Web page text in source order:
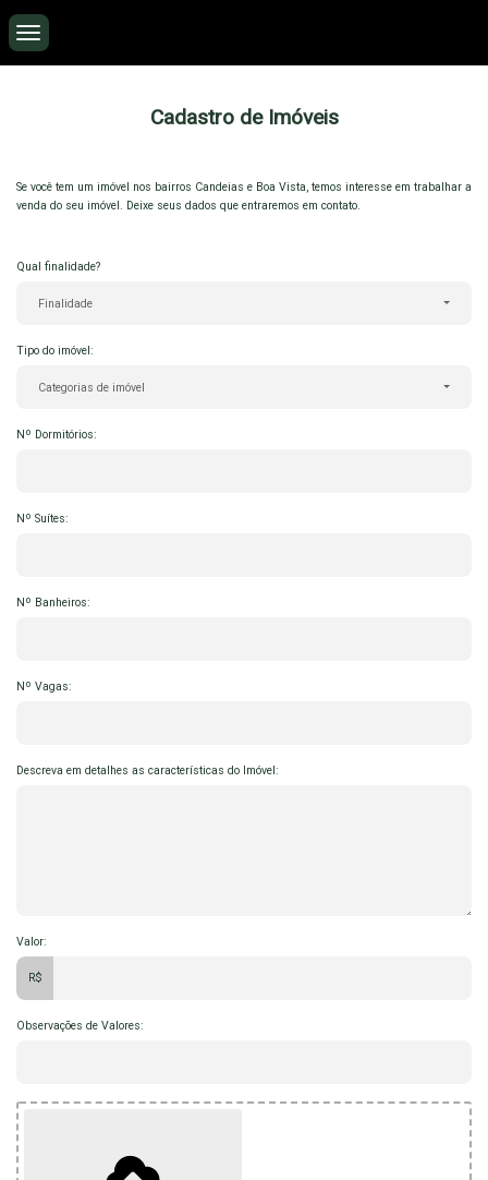
Cadastro de Imóveis
Se você tem um imóvel nos bairros Candeias e Boa Vista, temos interesse em trabalhar a
venda do seu imóvel. Deixe seus dados que entraremos em contato.
Qual finalidade?
Finalidade
Tipo do imóvel:
Categorias de imóvel
Nº Dormitórios:
Nº Suítes:
Nº Banheiros:
Nº Vagas:
Descreva em detalhes as características do Imóvel:
Valor:
R$
Observações de Valores: